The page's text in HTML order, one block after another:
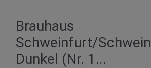
Brauhaus
Schweinfurt/
Dunkel (Nr. 1...